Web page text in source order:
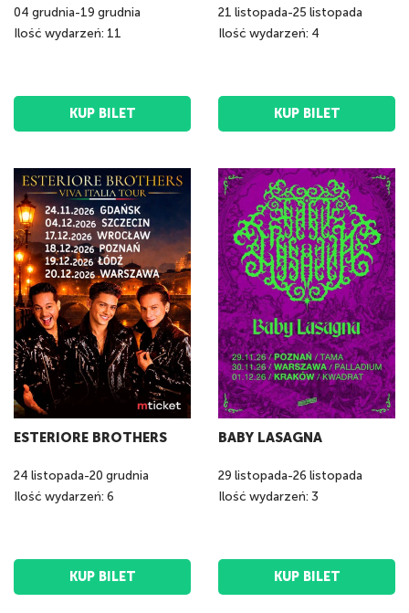
04 grudnia-19 grudnia
Ilość wydarzeń: 11
KUP BILET
21 listopada-25 listopada
Ilość wydarzeń: 4
KUP BILET
ESTERIORE BROTHERS
24 listopada-20 grudnia
Ilość wydarzeń: 6
KUP BILET
BABY LASAGNA
29 listopada-26 listopada
Ilość wydarzeń: 3
KUP BILET